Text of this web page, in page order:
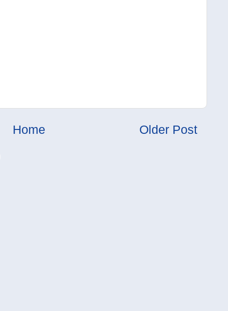
Older Post
Home